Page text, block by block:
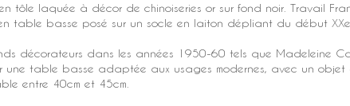
tôle laquée à décor de chinoiseries or sur fond noir. Travail
table basse posé sur un socle en laiton dépliant du début XXe
décorateurs dans les années 1950-60 tels que Madeleine
une table basse adaptée aux usages modernes, avec un
entre 40cm et 45cm.